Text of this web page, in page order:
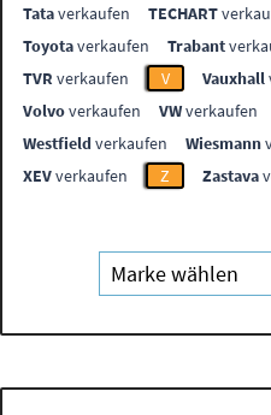
Tataverkaufen TECHART
Toyotaverkaufen Trabant
TVR verkaufen V Vauxhall
Volvoverkaufen VWverkaufen
Westfieldverkaufen Wiesmann
XEVverkaufen Z Zastava